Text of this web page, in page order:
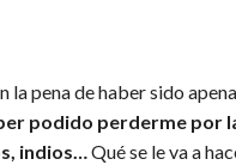
la pena de haber sido
podido perderme por
indios…Qué se le va a